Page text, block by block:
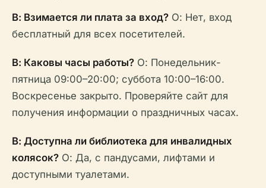
В: Взимается ли плата за вход? О: Нет, вход
бесплатный для всех посетителей.
В: Каковы часы работы? О: Понедельник-
пятница 09:00–20:00; суббота 10:00–16:00.
Воскресенье закрыто. Проверяйте сайт для
получения информации о праздничных часах.
В: Доступна ли библиотека для инвалидных
колясок? О: Да, с пандусами, лифтами и
доступными туалетами.